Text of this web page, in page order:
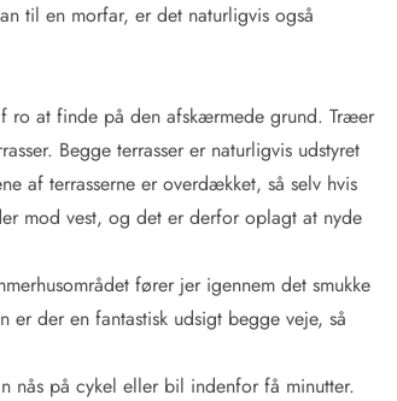
til en morfar, er det naturligvis også
ro at finde på den afskærmede grund. Træer
Begge terrasser er naturligvis udstyret
af terrasserne er overdækket, så selv hvis
mod vest, og det er derfor oplagt at nyde
fører jer igennem det smukke
der en fantastisk udsigt begge veje, så
nås på cykel eller bil indenfor få minutter.